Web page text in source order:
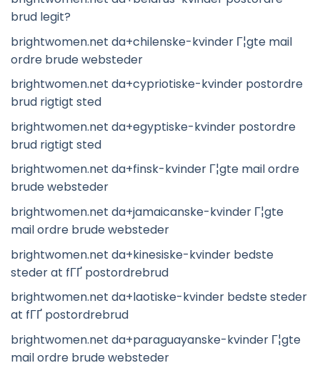
brud legit?
brightwomen.net da+chilenske-kvinder Г¦gte mail
ordre brude websteder
brightwomen.net da+cypriotiske-kvinder postordre
brud rigtigt sted
brightwomen.net da+egyptiske-kvinder postordre
brud rigtigt sted
brightwomen.net da+finsk-kvinder Г¦gte mail ordre
brude websteder
brightwomen.net da+jamaicanske-kvinder Г¦gte
mail ordre brude websteder
brightwomen.net da+kinesiske-kvinder bedste
steder at fГҐ postordrebrud
brightwomen.net da+laotiske-kvinder bedste steder
at fГҐ postordrebrud
brightwomen.net da+paraguayanske-kvinder Г¦gte
mail ordre brude websteder